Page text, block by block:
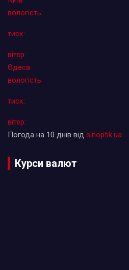
вологість:
тиск:
вітер:
Одеса
вологість:
тиск:
вітер:
Погода на 10 днів від sinoptik.ua
Курси валют